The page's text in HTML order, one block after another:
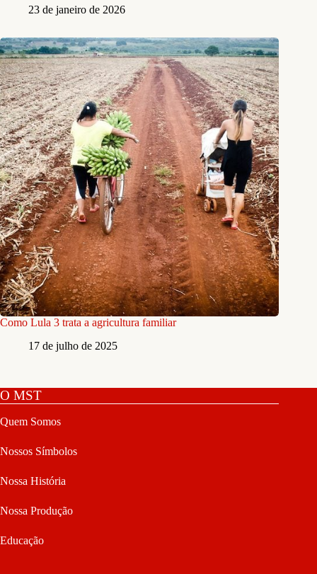
23 de janeiro de 2026
Como Lula 3 trata a agricultura familiar
17 de julho de 2025
O MST
Quem Somos
Nossos Símbolos
Nossa História
Nossa Produção
Educação